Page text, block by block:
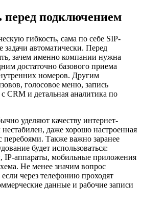
подключением
гибкость, сама по себе SIP-
задачи автоматически. Перед
зачем именно компании нужна
достаточно базового приема
номеров. Другим
голосовое меню, запись
CRM и детальная аналитика по
уделяют качеству интернет-
даже хорошо настроенная
перебоями. Также важно заранее
будет использоваться:
IP-аппараты, мобильные приложения
Не менее значим вопрос
через телефонию проходят
данные и рабочие записи